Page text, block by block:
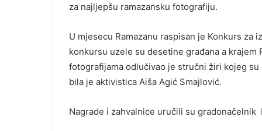
za najljepšu ramazansku fotografiju.
U mjesecu Ramazanu raspisan je Konkurs
konkursu uzele su desetine građana a krajem
fotografijama odlučivao je stručni žiri kojeg
bila je aktivistica Aiša Agić Smajlović.
Nagrade i zahvalnice uručili su